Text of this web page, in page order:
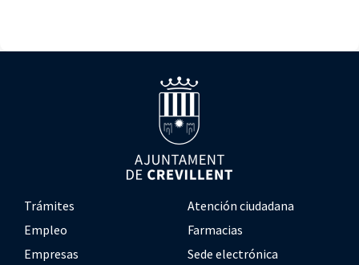
Trámites
Atención ciudadana
Empleo
Farmacias
Empresas
Sede electrónica